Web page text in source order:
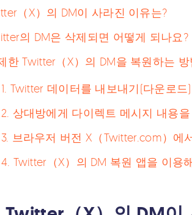
（X）의 DM이 사라진 이유는?
의 DM은 삭제되면 어떻게 되나요?
한 Twitter（X）의 DM을 복원하는 방
Twitter 데이터를 내보내기(다운로드
상대방에게 다이렉트 메시지 내용
브라우저 버전 X（Twitter.com）에
Twitter（X）의 DM 복원 앱을 이용